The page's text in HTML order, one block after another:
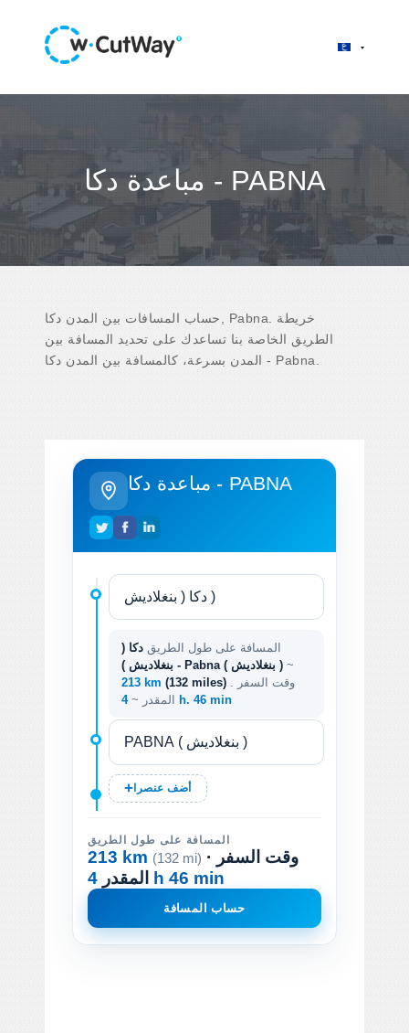
مباعدة دكا - PABNA
حساب المسافات بين المدن دكا, Pabna. خريطة
الطريق الخاصة بنا تساعدك على تحديد المسافة بين
المدن بسرعة، كالمسافة بين المدن دكا - Pabna.
مباعدة دكا - PABNA
المسافة على طول الطريق دكا (
بنغلاديش ) - Pabna ( بنغلاديش ) ~
213 km (132 miles)
المقدر ~ 4 h. 46 min
أضف عنصرا
المسافة على طول الطريق
213 km (132 mi) · وقت السفر
المقدر 4 h 46 min
حساب المسافة